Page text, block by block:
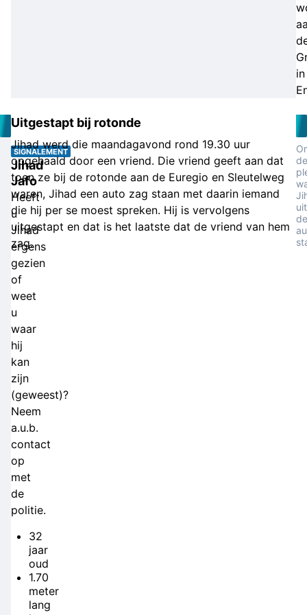
in
SIGNALEMENT
Jihad
Jafo
Heeft
u
Jihad
ergens
gezien
of
weet
u
waar
hij
kan
zijn
(geweest)?
Neem
a.u.b.
contact
op
met
de
politie.
32
jaar
oud
1.70
meter
lang
Uitgestapt bij rotonde
Jihad werd die maandagavond rond 19.30 uur
opgehaald door een vriend. Die vriend geeft aan dat
toen ze bij de rotonde aan de Euregio en Sleutelweg
waren, Jihad een auto zag staan met daarin iemand
die hij per se moest spreken. Hij is vervolgens
uitgestapt en dat is het laatste dat de vriend van hem
zag.
de
uit
de